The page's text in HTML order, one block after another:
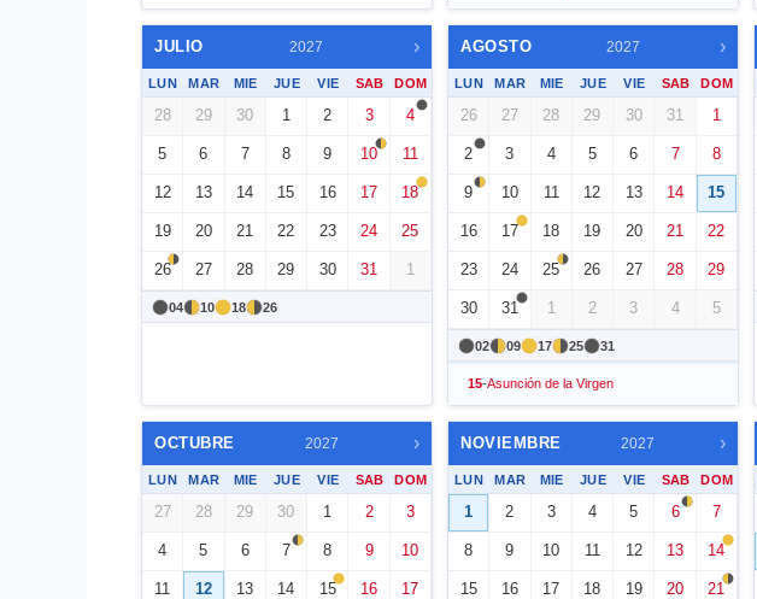
JULIO 2027 ›
LUN MAR MIE JUE VIE SAB DOM
28 29 30 1 2 3 4
5 6 7 8 9 10 11
12 13 14 15 16 17 18
19 20 21 22 23 24 25
26 27 28 29 30 31 1
04 10 18 26
AGOSTO 2027 ›
LUN MAR MIE JUE VIE SAB DOM
26 27 28 29 30 31 1
2 3 4 5 6 7 8
9 10 11 12 13 14 15
16 17 18 19 20 21 22
23 24 25 26 27 28 29
30 31 1 2 3 4 5
02 09 17 25 31
15-Asunción de la Virgen
OCTUBRE 2027 ›
LUN MAR MIE JUE VIE SAB DOM
27 28 29 30 1 2 3
4 5 6 7 8 9 10
11 12 13 14 15 16 17
NOVIEMBRE 2027 ›
LUN MAR MIE JUE VIE SAB DOM
1 2 3 4 5 6 7
8 9 10 11 12 13 14
15 16 17 18 19 20 21